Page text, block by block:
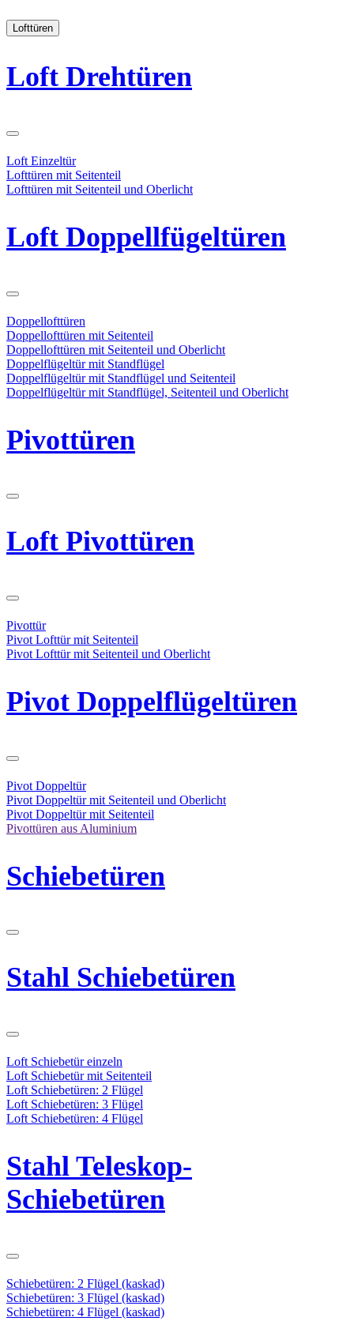
Lofttüren
Loft Drehtüren
Loft Einzeltür
Lofttüren mit Seitenteil
Lofttüren mit Seitenteil und Oberlicht
Loft Doppellfügeltüren
Doppellofttüren
Doppellofttüren mit Seitenteil
Doppellofttüren mit Seitenteil und Oberlicht
Doppelflügeltür mit Standflügel
Doppelflügeltür mit Standflügel und Seitenteil
Doppelflügeltür mit Standflügel, Seitenteil und Oberlicht
Pivottüren
Loft Pivottüren
Pivottür
Pivot Lofttür mit Seitenteil
Pivot Lofttür mit Seitenteil und Oberlicht
Pivot Doppelflügeltüren
Pivot Doppeltür
Pivot Doppeltür mit Seitenteil und Oberlicht
Pivot Doppeltür mit Seitenteil
Pivottüren aus Aluminium
Schiebetüren
Stahl Schiebetüren
Loft Schiebetür einzeln
Loft Schiebetür mit Seitenteil
Loft Schiebetüren: 2 Flügel
Loft Schiebetüren: 3 Flügel
Loft Schiebetüren: 4 Flügel
Stahl Teleskop-
Schiebetüren
Schiebetüren: 2 Flügel (kaskad)
Schiebetüren: 3 Flügel (kaskad)
Schiebetüren: 4 Flügel (kaskad)